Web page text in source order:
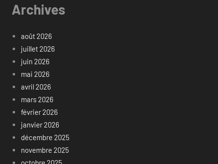
Archives
août 2026
juillet 2026
juin 2026
mai 2026
avril 2026
mars 2026
février 2026
janvier 2026
décembre 2025
novembre 2025